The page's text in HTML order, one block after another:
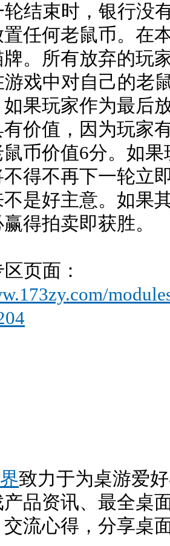
结束时，银行没
任何老鼠币。在
。所有放弃的玩
戏中对自己的老
果玩家作为最后
价值，因为玩家
币价值6分。如
得不再下一轮立
是好主意。如果
得拍卖即获胜。
页面：
致力于为桌游爱
品资讯、最全桌
流心得，分享桌